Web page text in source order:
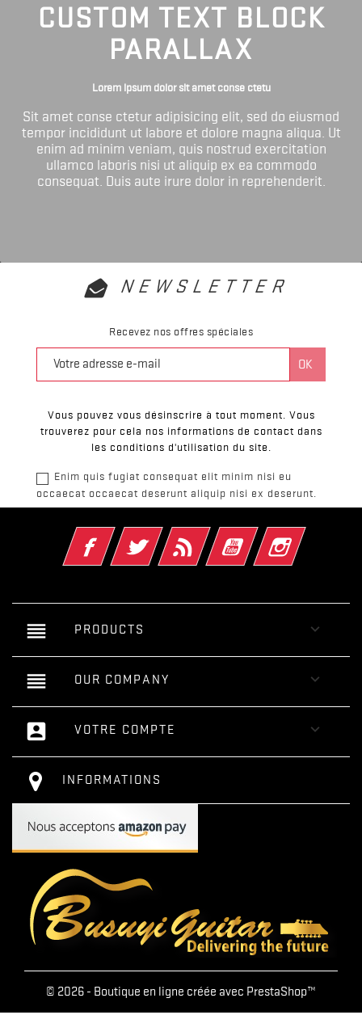
CUSTOM TEXT BLOCK
PARALLAX
Lorem ipsum dolor sit amet conse ctetu
Sit amet conse ctetur adipisicing elit, sed do eiusmod
tempor incididunt ut labore et dolore magna aliqua. Ut
enim ad minim veniam, quis nostrud exercitation
ullamco laboris nisi ut aliquip ex ea commodo
consequat. Duis aute irure dolor in reprehenderit.
NEWSLETTER
Recevez nos offres spéciales
Vous pouvez vous désinscrire à tout moment. Vous
trouverez pour cela nos informations de contact dans
les conditions d'utilisation du site.
Enim quis fugiat consequat elit minim nisi eu
occaecat occaecat deserunt aliquip nisi ex deserunt.
FacebookTwitter Rss YouTube Instagram
reorder PRODUCTS 
reorder OUR COMPANY 
account_box VOTRE COMPTE 
INFORMATIONS
© 2026 - Boutique en ligne créée avec PrestaShop™